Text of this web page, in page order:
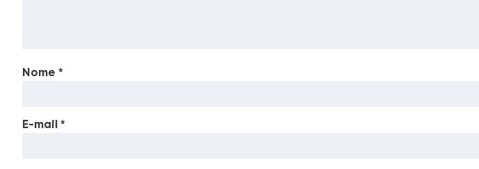
Nome *
E-mail *